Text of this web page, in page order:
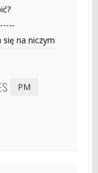
na niczym
PM